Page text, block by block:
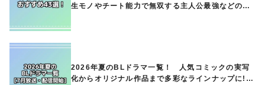
生モノやチート能力で無双する主人公最強などの人
2026年夏のBLドラマ一覧！ 人気コミックの実写
化からオリジナル作品まで多彩なラインナップに!!